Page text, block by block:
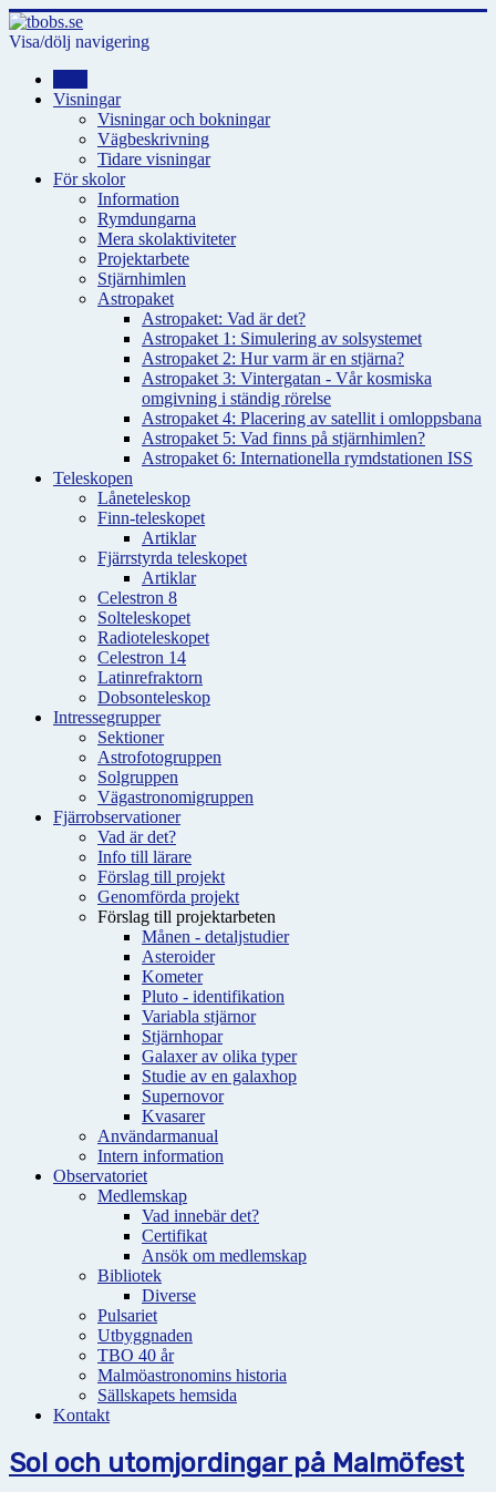
Visa/dölj navigering
Visningar
Visningar och bokningar
Vägbeskrivning
Tidare visningar
För skolor
Information
Rymdungarna
Mera skolaktiviteter
Projektarbete
Stjärnhimlen
Astropaket
Astropaket: Vad är det?
Astropaket 1: Simulering av solsystemet
Astropaket 2: Hur varm är en stjärna?
Astropaket 3: Vintergatan - Vår kosmiska
omgivning i ständig rörelse
Astropaket 4: Placering av satellit i omloppsbana
Astropaket 5: Vad finns på stjärnhimlen?
Astropaket 6: Internationella rymdstationen ISS
Teleskopen
Låneteleskop
Finn-teleskopet
Artiklar
Fjärrstyrda teleskopet
Artiklar
Celestron 8
Solteleskopet
Radioteleskopet
Celestron 14
Latinrefraktorn
Dobsonteleskop
Intressegrupper
Sektioner
Astrofotogruppen
Solgruppen
Vägastronomigruppen
Fjärrobservationer
Vad är det?
Info till lärare
Förslag till projekt
Genomförda projekt
Förslag till projektarbeten
Månen - detaljstudier
Asteroider
Kometer
Pluto - identifikation
Variabla stjärnor
Stjärnhopar
Galaxer av olika typer
Studie av en galaxhop
Supernovor
Kvasarer
Användarmanual
Intern information
Observatoriet
Medlemskap
Vad innebär det?
Certifikat
Ansök om medlemskap
Bibliotek
Diverse
Pulsariet
Utbyggnaden
TBO 40 år
Malmöastronomins historia
Sällskapets hemsida
Kontakt
Sol och utomjordingar på Malmöfest